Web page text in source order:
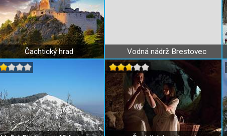
Čachtický hrad Vodná nádrž Brestovec